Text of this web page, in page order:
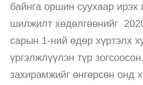
байнга оршин суухаар ирэх
шилжилт хөдөлгөөнийг
сарын 1-ний өдөр хүртэлх
үргэлжлүүлэн түр
захирамжийг өнгөрсөн онд